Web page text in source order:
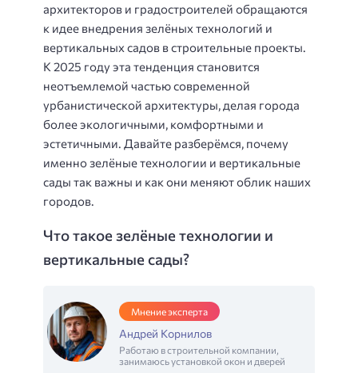
архитекторов и градостроителей обращаются
к идее внедрения зелёных технологий и
вертикальных садов в строительные проекты.
К 2025 году эта тенденция становится
неотъемлемой частью современной
урбанистической архитектуры, делая города
более экологичными, комфортными и
эстетичными. Давайте разберёмся, почему
именно зелёные технологии и вертикальные
сады так важны и как они меняют облик наших
городов.
Что такое зелёные технологии и
вертикальные сады?
Мнение эксперта
Андрей Корнилов
Работаю в строительной компании,
занимаюсь установкой окон и дверей